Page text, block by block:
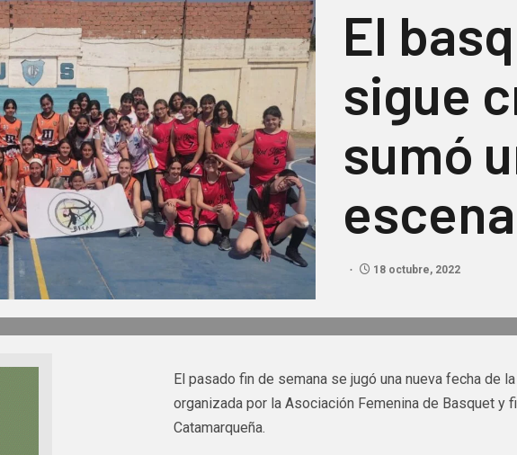
El
sigue
sumó
18 octubre, 2022
El pasado fin de semana se jugó una nueva fecha de
organizada por la Asociación Femenina de Basquet y
Catamarqueña.